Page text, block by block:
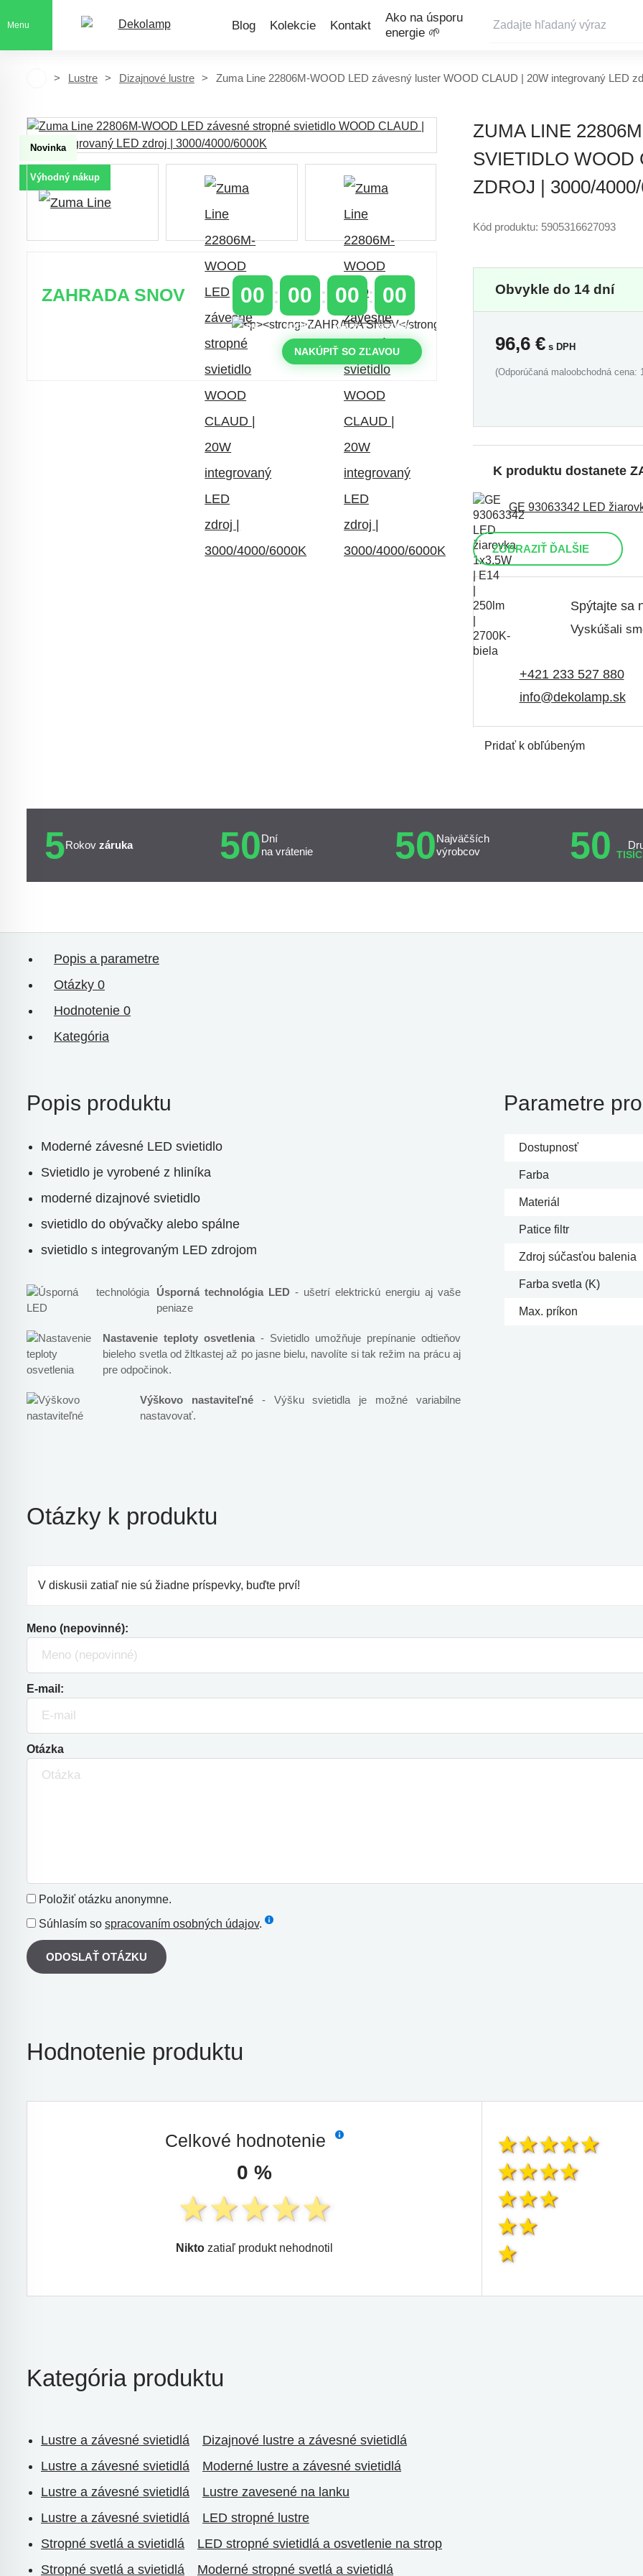
Menu Blog Kolekcie Kontakt
Ako na úsporu
energie 🌱
Lustre Dizajnové lustre Zuma Line 22806M-WOOD LED závesný luster WOOD CLAUD | 20W integrovaný LED
ZUMA LINE
SVIETIDLO WOOD
ZDROJ | 3000/
Novinka
Výhodný nákup
ZAHRADA SNOV 00
DNI
00
HODINY
00
MINÚTY
00
SEKUNDY
NAKÚPIŤ SO ZĽAVOU
Kód produktu: 5905316627093
Obvykle do 14 dní
96,6€s DPH
(Odporúčaná maloobchodná cena:
K produktu dostanete
GE 93063342 LED
ZOBRAZIŤ ĎALŠIE
Spýtajte sa
Vyskúšali
+421 233 527 880
info@dekolamp.sk
Pridať k obľúbeným
5Rokov záruka 50Dní
na vrátenie
50Najväčších
výrobcov
50 TISÍC
Popis a parametre
Otázky 0
Hodnotenie 0
Kategória
Popis produktu
Moderné závesné LED svietidlo
Svietidlo je vyrobené z hliníka
moderné dizajnové svietidlo
svietidlo do obývačky alebo spálne
svietidlo s integrovaným LED zdrojom
Úsporná technológia LED- ušetrí elektrickú energiu aj vaše
peniaze
Nastavenie teploty osvetlenia - Svietidlo umožňuje prepínanie odtieňov
bieleho svetla od žltkastej až po jasne bielu, navolíte si tak režim na prácu aj
pre odpočinok.
Výškovo nastaviteľné- Výšku svietidla je možné variabilne
nastavovať.
Parametre
Dostupnosť
Farba
Materiál
Patice filtr
Zdroj súčasťou balenia
Farba svetla (K)
Max. príkon
Otázky k produktu
V diskusii zatiaľ nie sú žiadne príspevky, buďte prví!
Meno (nepovinné):
E-mail:
Otázka
Položiť otázku anonymne.
Súhlasím so spracovaním osobných údajov.
ODOSLAŤ OTÁZKU
Hodnotenie produktu
Celkové hodnotenie
0 %
Nikto zatiaľ produkt nehodnotil
Kategória produktu
Lustre a závesné svietidlá
Dizajnové lustre a závesné svietidlá
Lustre a závesné svietidlá
Moderné lustre a závesné svietidlá
Lustre a závesné svietidlá
Lustre zavesené na lanku
Lustre a závesné svietidlá
LED stropné lustre
Stropné svetlá a svietidlá
LED stropné svietidlá a osvetlenie na strop
Stropné svetlá a svietidlá
Moderné stropné svetlá a svietidlá